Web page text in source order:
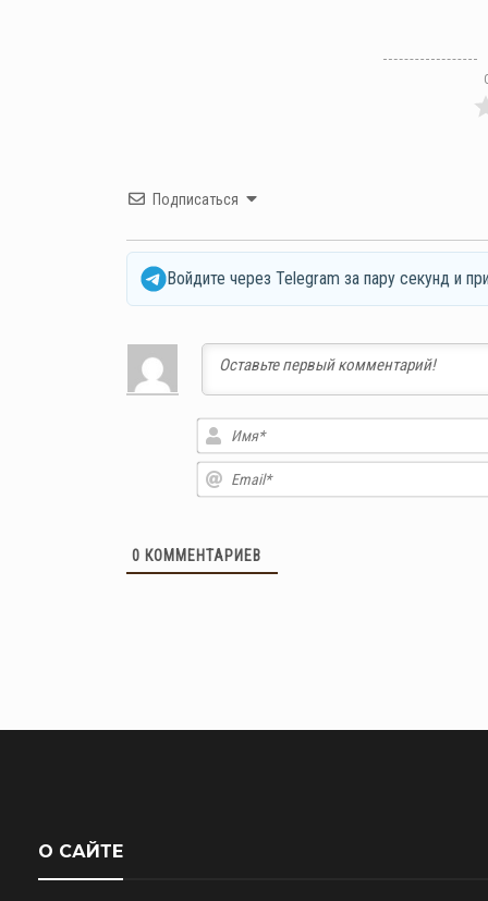
Подписаться
Войдите через Telegram за пару секунд и
0 КОММЕНТАРИЕВ
О САЙТЕ